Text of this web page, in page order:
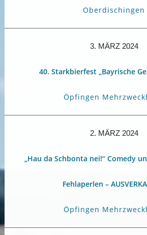
Oberdischingen
3. MÄRZ 2024
40. Starkbierfest „Bayrische
Öpfingen
2. MÄRZ 2024
„Hau da Schbonta nei!“ Comedy
Fehlaperlen –
Öpfingen